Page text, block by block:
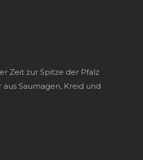
Zeit zur Spitze der Pfalz
Saumagen, Kreid und